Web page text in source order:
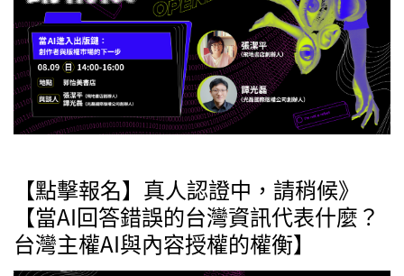
【點擊報名】真人認證中，請稍候》
【當AI回答錯誤的台灣資訊代表什麼？
台灣主權AI與內容授權的權衡】